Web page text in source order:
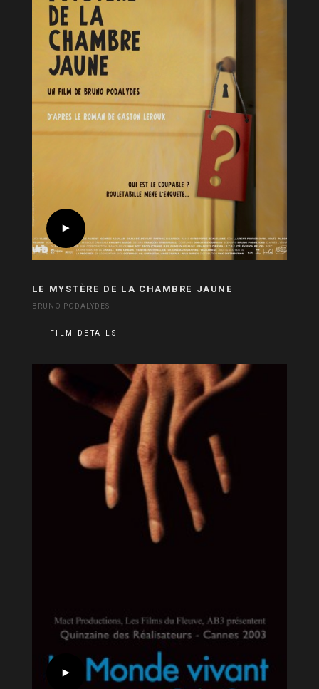
LE MYSTÈRE DE LA CHAMBRE JAUNE
BRUNO PODALYDES
FILM DETAILS